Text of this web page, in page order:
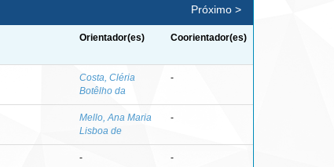
Próximo >
Orientador(es) Coorientador(es)
Costa, Cléria
Botêlho da
-
Mello, Ana Maria
Lisboa de
-
- -